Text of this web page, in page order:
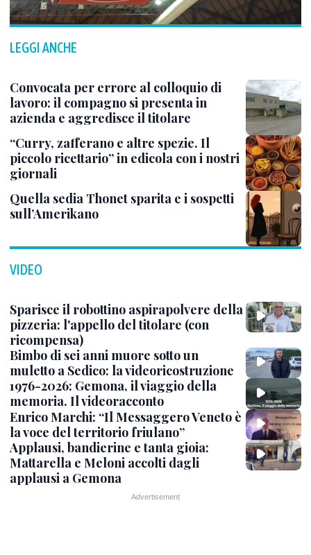
LEGGI ANCHE
Convocata per errore al colloquio di
lavoro: il compagno si presenta in
azienda e aggredisce il titolare
“Curry, zafferano e altre spezie. Il
piccolo ricettario” in edicola con i nostri
giornali
Quella sedia Thonet sparita e i sospetti
sull’Amerikano
VIDEO
Sparisce il robottino aspirapolvere della
pizzeria: l'appello del titolare (con
ricompensa)
Bimbo di sei anni muore sotto un
muletto a Sedico: la videoricostruzione
1976-2026: Gemona, il viaggio della
memoria. Il videoracconto
Enrico Marchi: “Il Messaggero Veneto è
la voce del territorio friulano”
Applausi, bandierine e tanta gioia:
Mattarella e Meloni accolti dagli
applausi a Gemona